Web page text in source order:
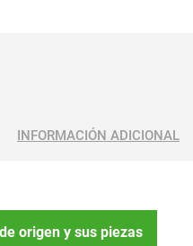
INFORMACIÓN ADICIONAL
origen y sus piezas